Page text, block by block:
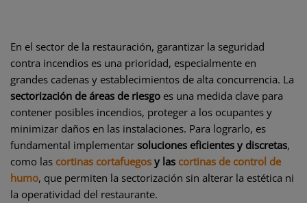
En el sector de la restauración, garantizar la seguridad
contra incendios es una prioridad, especialmente en
grandes cadenas y establecimientos de alta concurrencia. La
sectorización de áreas de riesgo es una medida clave para
contener posibles incendios, proteger a los ocupantes y
minimizar daños en las instalaciones. Para lograrlo, es
fundamental implementar soluciones eficientes y discretas,
como las cortinas cortafuegos y las cortinas de control de
humo, que permiten la sectorización sin alterar la estética ni
la operatividad del restaurante.